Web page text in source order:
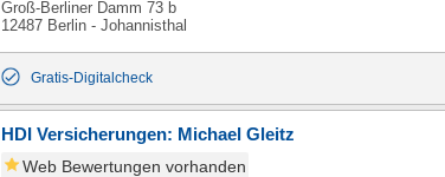
Groß-Berliner Damm 73 b
12487 Berlin - Johannisthal
Gratis-Digitalcheck
HDI Versicherungen: Michael Gleitz
Web Bewertungen vorhanden